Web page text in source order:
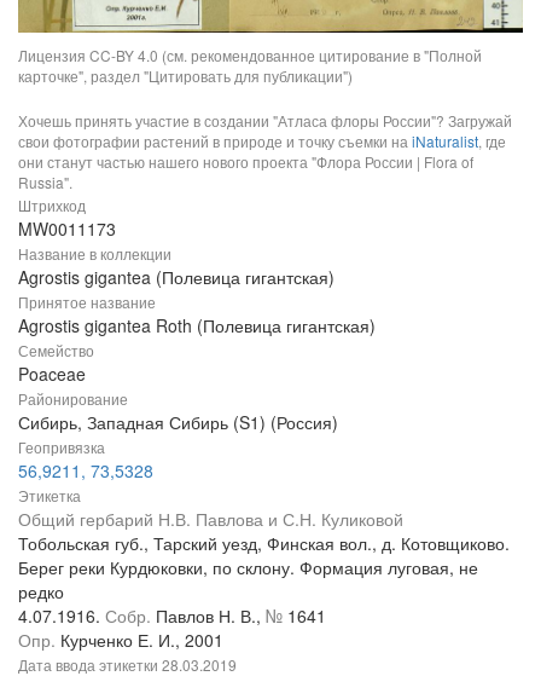
Лицензия CC-BY 4.0 (см. рекомендованное цитирование в "Полной
карточке", раздел "Цитировать для публикации")
Хочешь принять участие в создании "Атласа флоры России"? Загружай
свои фотографии растений в природе и точку съемки на iNaturalist, где
они станут частью нашего нового проекта "Флора России | Flora of
Russia".
Штрихкод
MW0011173
Название в коллекции
Agrostis gigantea (Полевица гигантская)
Принятое название
Agrostis gigantea Roth (Полевица гигантская)
Семейство
Poaceae
Районирование
Сибирь, Западная Сибирь (S1) (Россия)
Геопривязка
56,9211, 73,5328
Этикетка
Общий гербарий Н.В. Павлова и С.Н. Куликовой
Тобольская губ., Тарский уезд, Финская вол., д. Котовщиково.
Берег реки Курдюковки, по склону. Формация луговая, не
редко
4.07.1916. Собр. Павлов Н. В., № 1641
Опр. Курченко Е. И., 2001
Дата ввода этикетки 28.03.2019